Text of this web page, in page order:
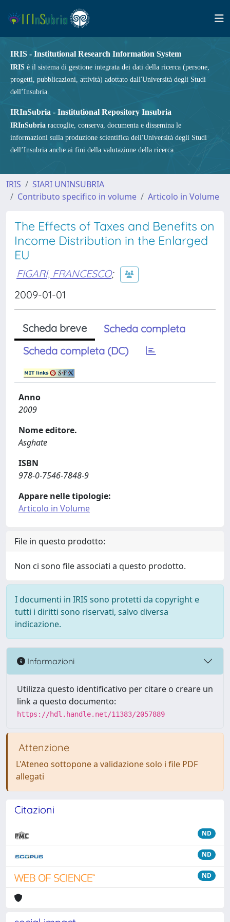
IRIS - Institutional Research Information System
IRIS è il sistema di gestione integrata dei dati della ricerca (persone,
progetti, pubblicazioni, attività) adottato dall'Università degli Studi
dell’Insubria.
IRInSubria - Institutional Repository Insubria
IRInSubria raccoglie, conserva, documenta e dissemina le
informazioni sulla produzione scientifica dell'Università degli Studi
dell’Insubria anche ai fini della valutazione della ricerca.
IRIS
SIARI UNINSUBRIA
Contributo specifico in volume
Articolo in Volume
The Effects of Taxes and Benefits on
Income Distribution in the Enlarged
EU
FIGARI, FRANCESCO;
2009-01-01
Scheda breve
Scheda completa
Scheda completa (DC)
Anno
2009
Nome editore.
Asghate
ISBN
978-0-7546-7848-9
Appare nelle tipologie:
Articolo in Volume
File in questo prodotto:
Non ci sono file associati a questo prodotto.
I documenti in IRIS sono protetti da copyright e
tutti i diritti sono riservati, salvo diversa
indicazione.
Informazioni
Utilizza questo identificativo per citare o creare un
link a questo documento:
https://hdl.handle.net/11383/2057889
Attenzione
L'Ateneo sottopone a validazione solo i file PDF
allegati
Citazioni
ND
ND
ND